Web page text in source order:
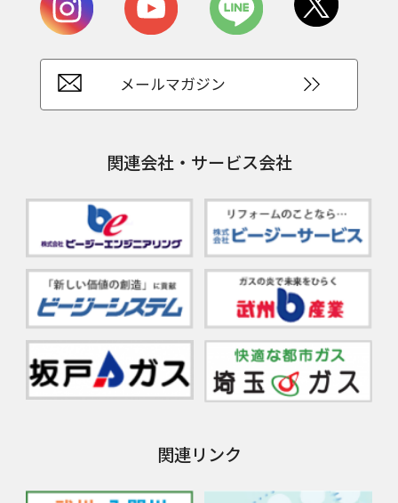
メールマガジン
関連会社・サービス会社
関連リンク